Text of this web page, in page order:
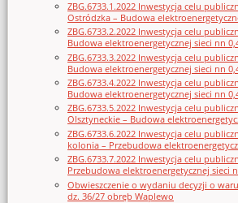
ZBG.6733.1.2022 Inwestycja celu
Ostródzka – Budowa
ZBG.6733.2.2022 Inwestycja celu
Budowa elektroenergetycznej sieci nn
ZBG.6733.3.2022 Inwestycja celu
Budowa elektroenergetycznej sieci nn
ZBG.6733.4.2022 Inwestycja celu
Budowa elektroenergetycznej sieci nn
ZBG.6733.5.2022 Inwestycja celu
Olsztyneckie – Budowa
ZBG.6733.6.2022 Inwestycja celu
kolonia – Przebudowa
ZBG.6733.7.2022 Inwestycja celu
Przebudowa elektroenergetycznej sieci
Obwieszczenie o wydaniu decyzji o
dz. 36/27 obręb Waplewo